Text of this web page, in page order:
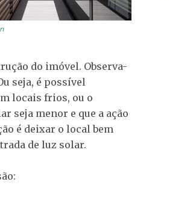
do imóvel. Observa-
seja, é possível
locais frios, ou o
seja menor e que a ação
é deixar o local bem
de luz solar.